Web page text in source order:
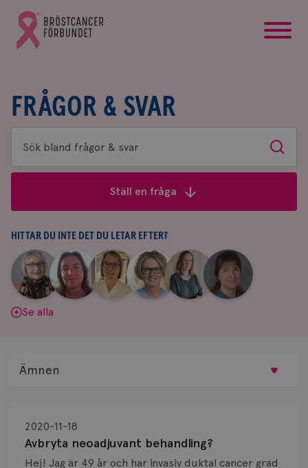
Gå
till
Bröstcancerförbundets
FRÅGOR & SVAR
Sök
bland
&
svar
Sök
Ställ en fråga
HITTAR DU INTE DET DU LETAR EFTER?
Aina
Johnsson
|
Anne
Andersson
Fredrika
Killander
|
Jeanette
Bäcklund
|
Maria
Edegran
|
Yvette
Andersson
Se alla
Avbryta neoadjuvant behandling?
2020-11-18
Hej! Jag är 49 år och har invasiv duktal cancer grad
Ämnen
Biopsi